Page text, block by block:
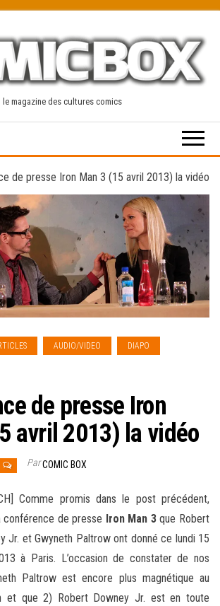
le magazine des cultures comics
de presse Iron Man 3 (15 avril 2013) la vidéo
AUDIO/VIDEO DIAPO
de presse Iron
avril 2013) la vidéo
ParCOMIC BOX
Comme promis dans le post précédent,
conférence de presse Iron Man 3que Robert
Jr. et Gwyneth Paltrow ont donné ce lundi 15
à Paris. L’occasion de constater de nos
Paltrow est encore plus magnétique au
et que 2) Robert Downey Jr. est en toute